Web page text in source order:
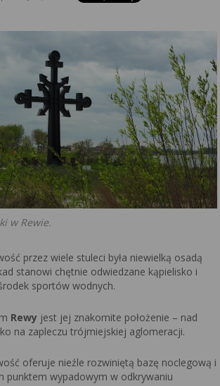
w Rewie.
przez wiele stuleci była niewielką osadą
stanowi chętnie odwiedzane kąpielisko i
sportów wodnych.
Rewy jest jej znakomite położenie – nad
na zapleczu trójmiejskiej aglomeracji.
oferuje nieźle rozwiniętą bazę noclegową i
punktem wypadowym w odkrywaniu